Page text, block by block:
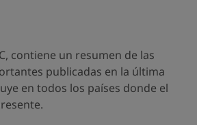
contiene un resumen de las
publicadas en la última
en todos los países donde el